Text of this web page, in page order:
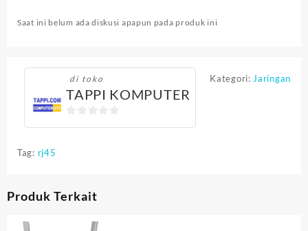
Saat ini belum ada diskusi apapun pada produk ini
di toko
TAPPI KOMPUTER
Kategori: Jaringan
Tag: rj45
Produk Terkait